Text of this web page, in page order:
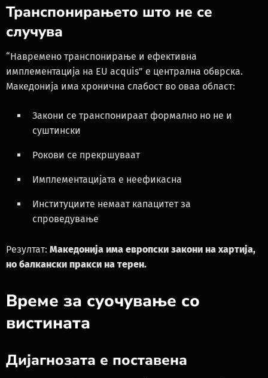
Транспонирањето што не се
случува
“Навремено транспонирање и ефективна
имплементација на EU acquis” е централна обврска.
Македонија има хронична слабост во оваа област:
Закони се транспонираат формално но не и
суштински
Рокови се прекршуваат
Имплементацијата е неефикасна
Институциите немаат капацитет за
спроведување
Резултат: Македонија има европски закони на хартија,
но балкански пракси на терен.
Време за суочување со
вистината
Дијагнозата е поставена